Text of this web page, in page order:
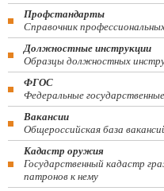
Профстандарты
Справочник
Должностные инструкции
Образцы должностных
ФГОС
Федеральные
Вакансии
Общероссийская база
Кадастр оружия
Государственный кадастр
патронов к нему